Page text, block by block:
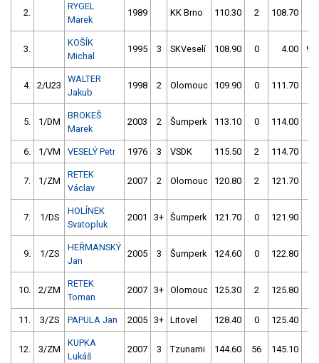
2.
RYGEL
Marek
1989 KK Brno 110.30 2 108.70
3.
KOŠÍK
Michal
1995 3 SKVeselí 108.90 0 4.00
4. 2/U23
WALTER
Jakub
1998 2 Olomouc 109.90 0 111.70
5. 1/DM
BROKEŠ
Marek
2003 2 Šumperk 113.10 0 114.00
6. 1/VM VESELÝ Petr 1976 3 VSDK 115.50 2 114.70
7. 1/ZM
RETEK
Václav
2007 2 Olomouc 120.80 2 121.70
7. 1/DS
HOLÍNEK
Svatopluk
2001 3+ Šumperk 121.70 0 121.90
9. 1/ZS
HEŘMANSKÝ
Jan
2005 3 Šumperk 124.60 0 122.80
10. 2/ZM
RETEK
Toman
2007 3+ Olomouc 125.30 2 125.80
11. 3/ZS PAPULA Jan 2005 3+ Litovel 128.40 0 125.40
12. 3/ZM
KUPKA
Lukáš
2007 3 Tzunami 144.60 56 145.10